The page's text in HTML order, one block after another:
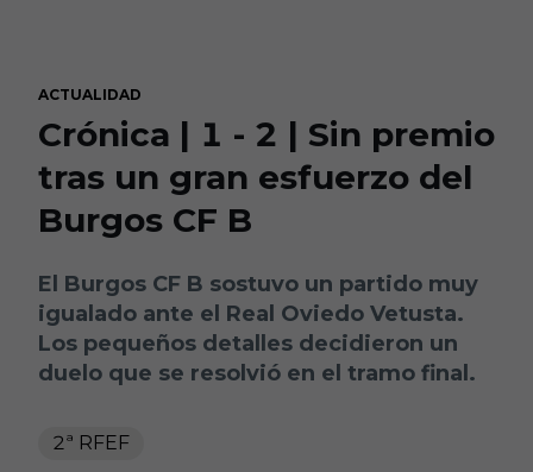
ACTUALIDAD
Crónica | 1 - 2 | Sin premio
tras un gran esfuerzo del
Burgos CF B
El Burgos CF B sostuvo un partido muy
igualado ante el Real Oviedo Vetusta.
Los pequeños detalles decidieron un
duelo que se resolvió en el tramo final.
2ª RFEF